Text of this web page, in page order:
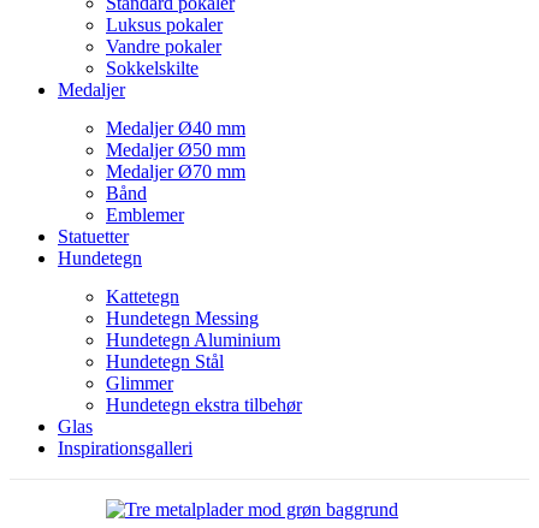
Luksus pokaler
Vandre pokaler
Sokkelskilte
Medaljer
Medaljer Ø40 mm
Medaljer Ø50 mm
Medaljer Ø70 mm
Bånd
Emblemer
Statuetter
Hundetegn
Kattetegn
Hundetegn Messing
Hundetegn Aluminium
Hundetegn Stål
Glimmer
Hundetegn ekstra tilbehør
Glas
Inspirationsgalleri